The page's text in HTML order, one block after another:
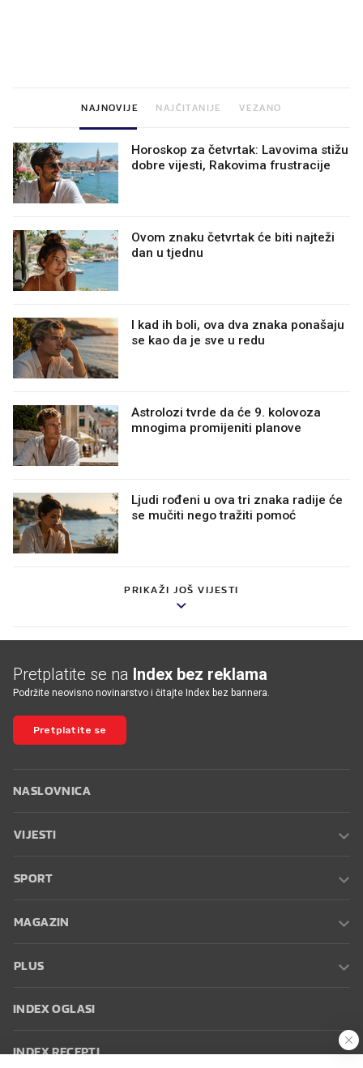
NAJNOVIJE NAJČITANIJE VEZANO
Horoskop za četvrtak: Lavovima stižu
dobre vijesti, Rakovima frustracije
Ovom znaku četvrtak će biti najteži
dan u tjednu
I kad ih boli, ova dva znaka ponašaju
se kao da je sve u redu
Astrolozi tvrde da će 9. kolovoza
mnogima promijeniti planove
Ljudi rođeni u ova tri znaka radije će
se mučiti nego tražiti pomoć
PRIKAŽI JOŠ VIJESTI
Pretplatite se na Index bez reklama
Podržite neovisno novinarstvo i čitajte Index bez bannera.
Pretplatite se
NASLOVNICA
VIJESTI
SPORT
MAGAZIN
PLUS
INDEX OGLASI
INDEX RECEPTI